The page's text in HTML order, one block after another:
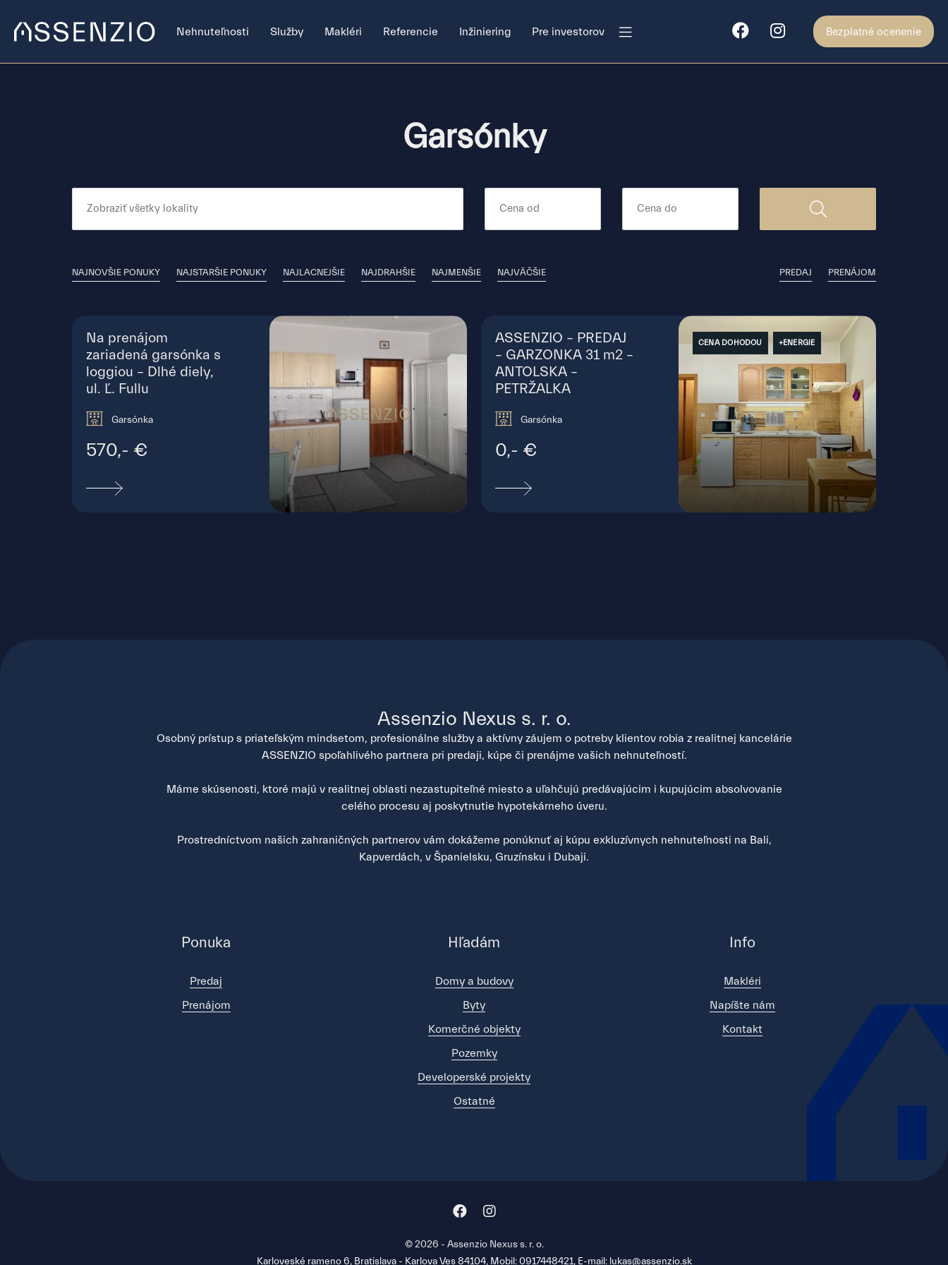
Nehnuteľnosti Služby Makléri Referencie Inžiniering Pre investorov Bezplatné ocenenie
Garsónky
NAJNOVŠIE PONUKY NAJSTARŠIE PONUKY NAJLACNEJŠIE NAJDRAHŠIE NAJMENŠIE NAJVÄČŠIE PREDAJ PRENÁJOM
Na prenájom
zariadená garsónka s
loggiou – Dlhé diely,
ul. Ľ. Fullu
Garsónka
570,- €
ASSENZIO – PREDAJ
– GARZONKA 31 m2 –
ANTOLSKA –
PETRŽALKA
Garsónka
0,- €
CENA DOHODOU +ENERGIE
Assenzio Nexus s. r. o.
Osobný prístup s priateľským mindsetom, profesionálne služby a aktívny záujem o potreby klientov robia z realitnej kancelárie
ASSENZIO spoľahlivého partnera pri predaji, kúpe či prenájme vašich nehnuteľností.
Máme skúsenosti, ktoré majú v realitnej oblasti nezastupiteľné miesto a uľahčujú predávajúcim i kupujúcim absolvovanie
celého procesu aj poskytnutie hypotekárneho úveru.
Prostredníctvom našich zahraničných partnerov vám dokážeme ponúknuť aj kúpu exkluzívnych nehnuteľnosti na Bali,
Kapverdách, v Španielsku, Gruzínsku i Dubaji.
Ponuka
Predaj
Prenájom
Hľadám
Domy a budovy
Byty
Komerčné objekty
Pozemky
Developerské projekty
Ostatné
Info
Makléri
Napíšte nám
Kontakt
© 2026 - Assenzio Nexus s. r. o.
Karloveské rameno 6, Bratislava - Karlova Ves 84104, Mobil: 0917448421, E-mail: lukas@assenzio.sk